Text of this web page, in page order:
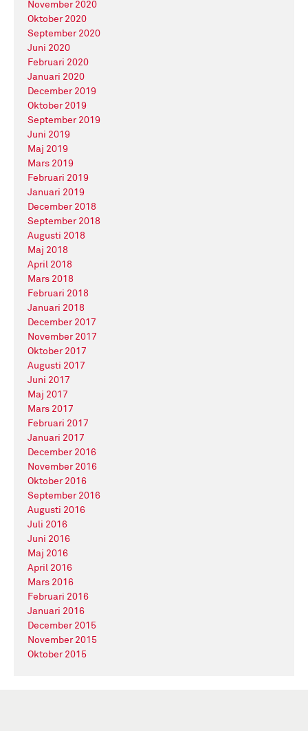
November 2020
Oktober 2020
September 2020
Juni 2020
Februari 2020
Januari 2020
December 2019
Oktober 2019
September 2019
Juni 2019
Maj 2019
Mars 2019
Februari 2019
Januari 2019
December 2018
September 2018
Augusti 2018
Maj 2018
April 2018
Mars 2018
Februari 2018
Januari 2018
December 2017
November 2017
Oktober 2017
Augusti 2017
Juni 2017
Maj 2017
Mars 2017
Februari 2017
Januari 2017
December 2016
November 2016
Oktober 2016
September 2016
Augusti 2016
Juli 2016
Juni 2016
Maj 2016
April 2016
Mars 2016
Februari 2016
Januari 2016
December 2015
November 2015
Oktober 2015